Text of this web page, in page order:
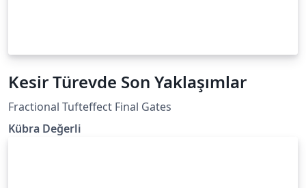
Kesir Türevde Son Yaklaşımlar
Fractional Tufteffect Final Gates
Kübra Değerli